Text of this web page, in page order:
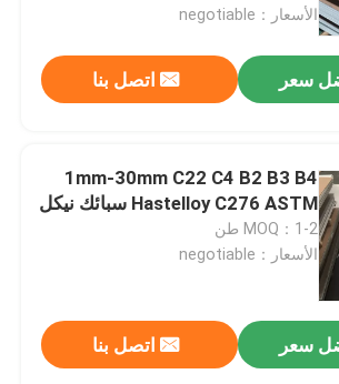
الأسعار：negotiable
سعر اتصل بنا
1mm-30mm C22 C4 B2 B3 B4
Hastelloy C276 ASTM سبائك نيكل
MOQ：1-2 طن
الأسعار：negotiable
سعر اتصل بنا